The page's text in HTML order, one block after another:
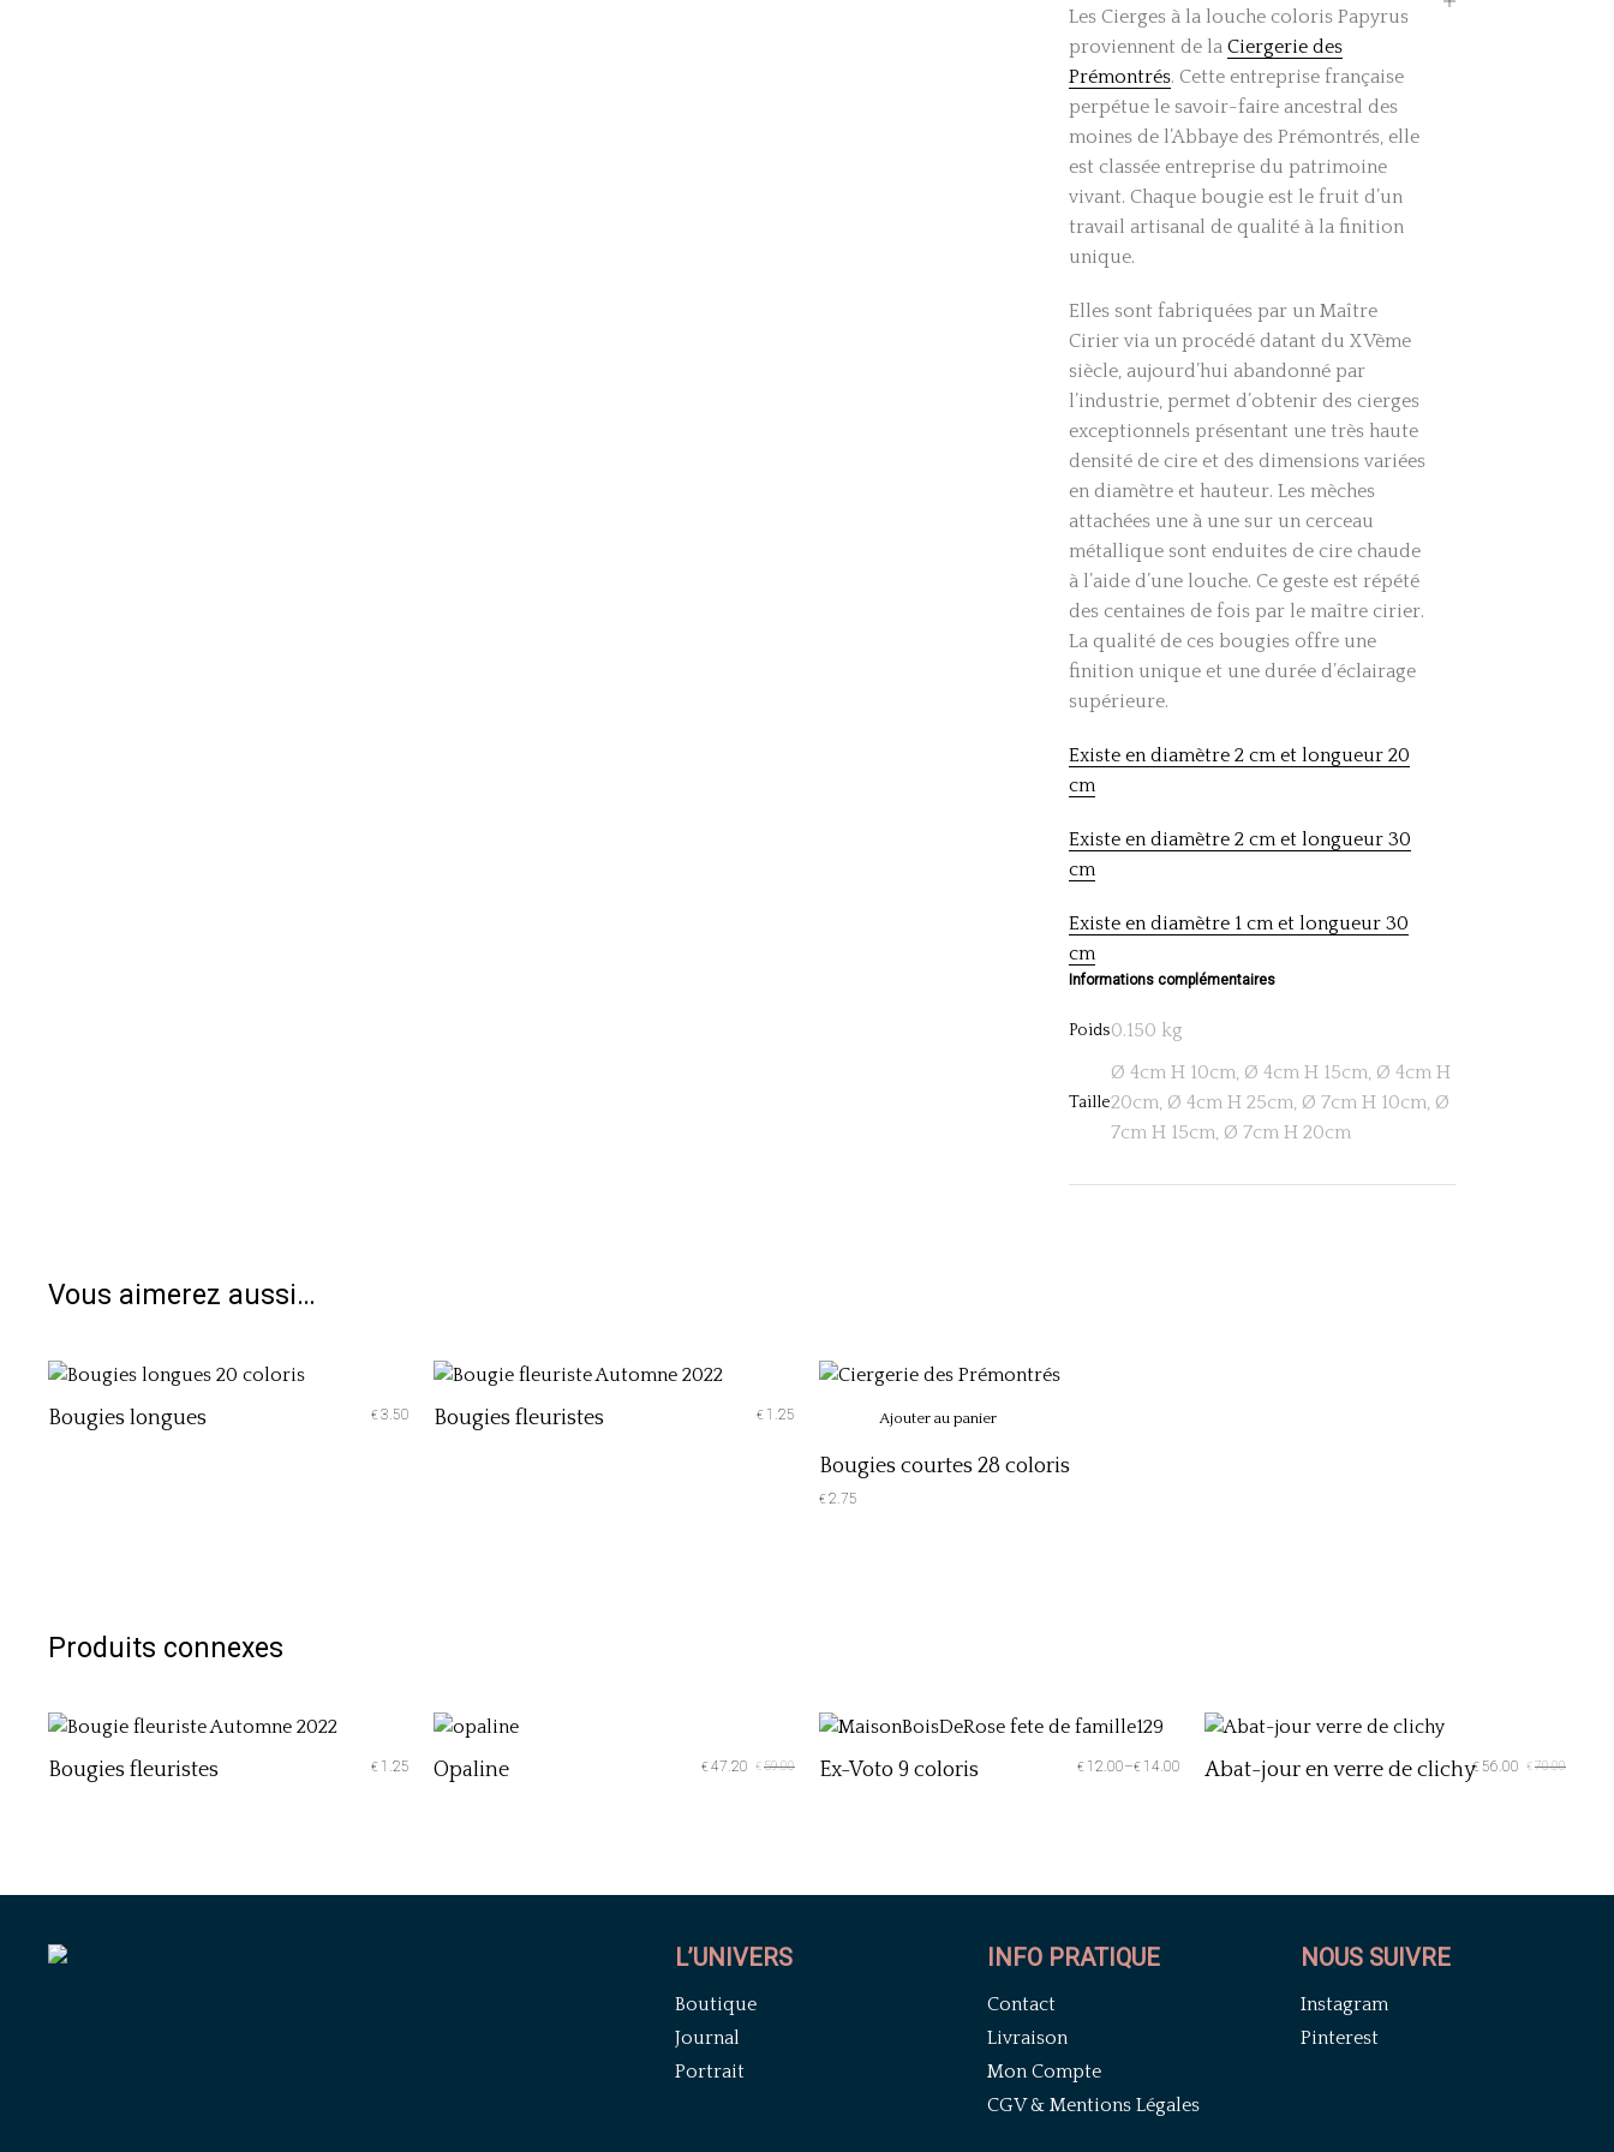
Les Cierges à la louche coloris Papyrus
proviennent de laCiergerie des
Prémontrés. Cette entreprise française
perpétue le savoir-faire ancestral des
moines de l’Abbaye des Prémontrés, elle
est classée entreprise du patrimoine
vivant. Chaque bougie est le fruit d’un
travail artisanal de qualité à la finition
unique.
Elles sont fabriquées par un Maître
Cirier via un procédé datant du XVème
siècle, aujourd’hui abandonné par
l’industrie, permet d’obtenir des cierges
exceptionnels présentant une très haute
densité de cire et des dimensions variées
en diamètre et hauteur. Les mèches
attachées une à une sur un cerceau
métallique sont enduites de cire chaude
à l’aide d’une louche. Ce geste est répété
des centaines de fois par le maître cirier.
La qualité de ces bougies offre une
finition unique et une durée d’éclairage
supérieure.
Existe en diamètre 2 cm et longueur 20
cm
Existe en diamètre 2 cm et longueur 30
cm
Existe en diamètre 1 cm et longueur 30
cm
Informations complémentaires
Poids0.150 kg
Taille
Ø 4cm H 10cm, Ø 4cm H 15cm, Ø 4cm H
20cm, Ø 4cm H 25cm, Ø 7cm H 10cm, Ø
7cm H 15cm, Ø 7cm H 20cm
Vous aimerez aussi…
Bougies longues €3.50 Bougies fleuristes € 1.25 Ajouter au panier
Bougies courtes 28 coloris
€2.75
Produits connexes
Bougies fleuristes € 1.25 Opaline €59.00
€47.20 Ex-Voto 9 coloris € 12.00–€ 14.00 Abat-jour en verre de clichy €70.00
€ 56.00
L’UNIVERS
Boutique
Journal
Portrait
INFO PRATIQUE
Contact
Livraison
Mon Compte
CGV & Mentions Légales
NOUS SUIVRE
Instagram
Pinterest